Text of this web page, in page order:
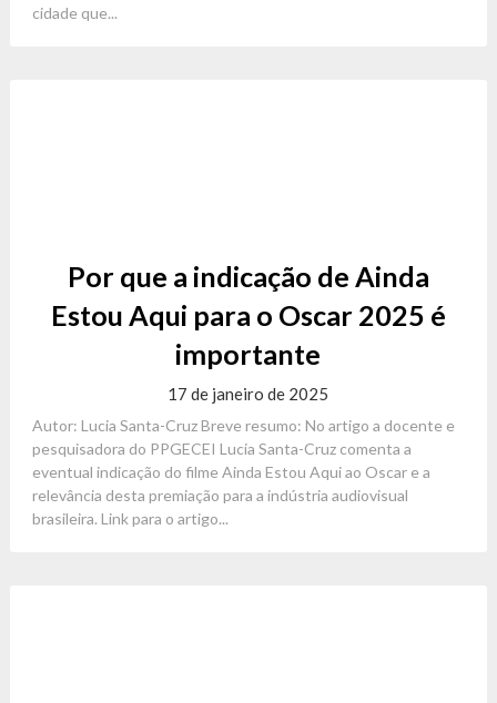
cidade que...
Por que a indicação de Ainda
Estou Aqui para o Oscar 2025 é
importante
17 de janeiro de 2025
Autor: Lucia Santa-Cruz Breve resumo: No artigo a docente e
pesquisadora do PPGECEI Lucia Santa-Cruz comenta a
eventual indicação do filme Ainda Estou Aqui ao Oscar e a
relevância desta premiação para a indústria audiovisual
brasileira. Link para o artigo...